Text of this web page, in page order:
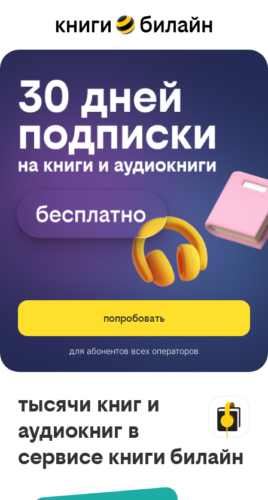
попробовать
для абонентов всех операторов
тысячи книг и
аудиокниг в
сервисе книги билайн